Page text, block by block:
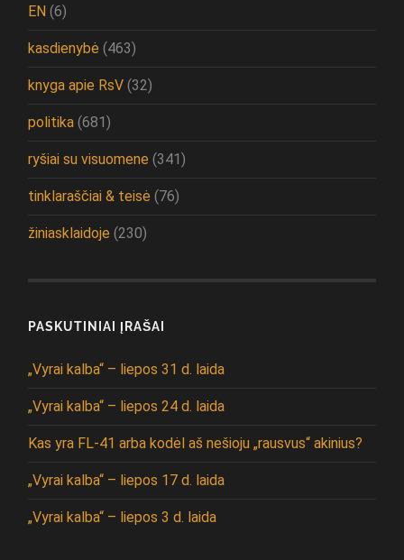
EN (6)
kasdienybė (463)
knyga apie RsV (32)
politika (681)
ryšiai su visuomene (341)
tinklaraščiai & teisė (76)
žiniasklaidoje (230)
PASKUTINIAI ĮRAŠAI
„Vyrai kalba“ – liepos 31 d. laida
„Vyrai kalba“ – liepos 24 d. laida
Kas yra FL-41 arba kodėl aš nešioju „rausvus“ akinius?
„Vyrai kalba“ – liepos 17 d. laida
„Vyrai kalba“ – liepos 3 d. laida